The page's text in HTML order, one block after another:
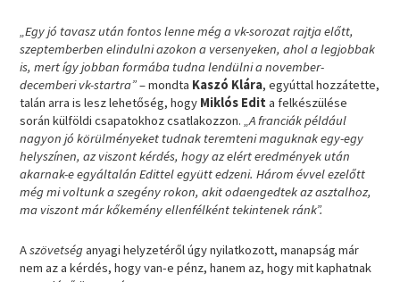
„Egy jó tavasz után fontos lenne még a vk-sorozat rajtja előtt,
szeptemberben elindulni azokon a versenyeken, ahol a legjobbak
is, mert így jobban formába tudna lendülni a november-
decemberi vk-startra”– mondta Kaszó Klára, egyúttal hozzátette,
talán arra is lesz lehetőség, hogy Miklós Edit a felkészülése
során külföldi csapatokhoz csatlakozzon.„A franciák például
nagyon jó körülményeket tudnak teremteni maguknak egy-egy
helyszínen, az viszont kérdés, hogy az elért eredmények után
akarnak-e egyáltalán Edittel együtt edzeni. Három évvel ezelőtt
még mi voltunk a szegény rokon, akit odaengedtek az asztalhoz,
ma viszont már kőkemény ellenfélként tekintenek ránk”.
Aszövetséganyagi helyzetéről úgy nyilatkozott, manapság már
nem az a kérdés, hogy van-e pénz, hanem az, hogy mit kaphatnak